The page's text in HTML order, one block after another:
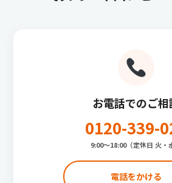
お電話でのご相
0120-339-
9:00〜18:00（定休日 火・
電話をかける